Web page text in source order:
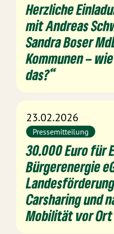
Herzliche
mit Andreas
Sandra Boser
Kommunen –
das?“
23.02.2026
Pressemitteilung
30.000 Euro für
Bürgerenergie
Carsharing und
Mobilität vor Ort